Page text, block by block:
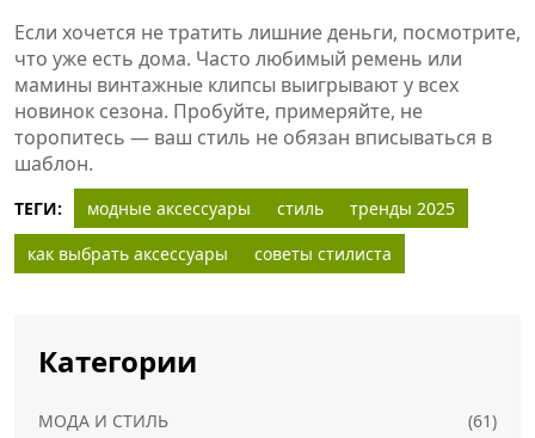
Если хочется не тратить лишние деньги, посмотрите,
что уже есть дома. Часто любимый ремень или
мамины винтажные клипсы выигрывают у всех
новинок сезона. Пробуйте, примеряйте, не
торопитесь — ваш стиль не обязан вписываться в
шаблон.
ТЕГИ: модные аксессуары стиль
тренды 2025
как выбрать аксессуары
советы стилиста
Категории
МОДА И СТИЛЬ
(61)